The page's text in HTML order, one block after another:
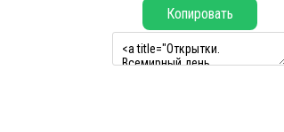
Копировать